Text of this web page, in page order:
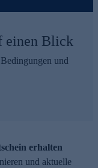
einen Blick
und
erhalten
und aktuelle